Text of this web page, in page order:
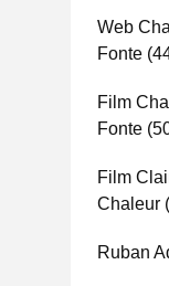
Web
Fonte
Film
Fonte
Film
Chaleur
Ruban